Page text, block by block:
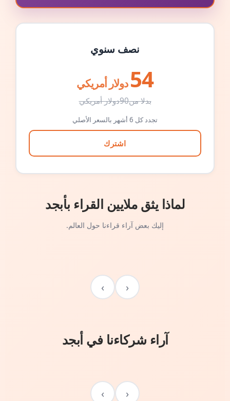
نصف سنوي
54 دولار أمريكي
بدلا من90دولار أمريكي
تجدد كل 6 أشهر بالسعر الأصلي
اشترك
لماذا يثق ملايين القراء بأبجد
إليك بعض آراء قراءنا حول العالم.
‹
›
آراء شركاءنا في أبجد
‹
›